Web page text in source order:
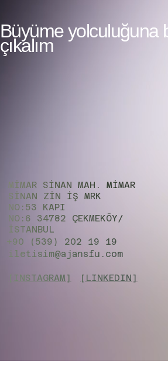
Büyüme yolculuğuna
çıkalım
MİMAR SİNAN MAH. MİMAR
SİNAN ZIN İŞ MRK
NO:53 KAPI
NO:6 34782 ÇEKMEKÖY/
İSTANBUL
+90 (539) 202 19 19
iletisim@ajansfu.com
[INSTAGRAM] [LINKEDIN]